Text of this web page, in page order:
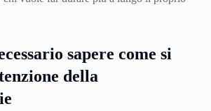
sapere come si
della